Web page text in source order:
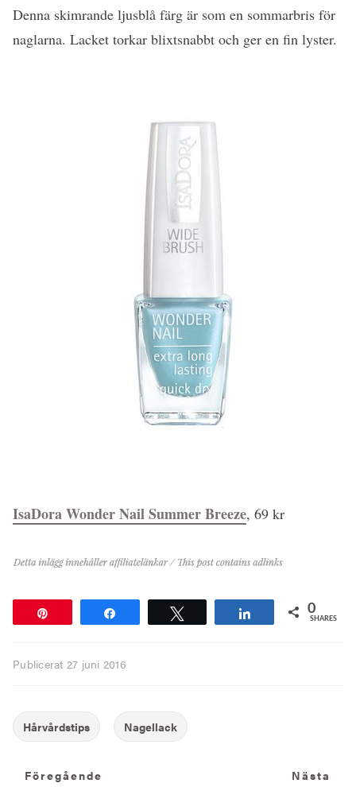
Denna skimrande ljusblå färg är som en sommarbris för
naglarna. Lacket torkar blixtsnabbt och ger en fin lyster.
IsaDora Wonder Nail Summer Breeze, 69 kr
Share 0
SHARES
Publicerat 27 juni 2016
Föregående
Föregående Nästa